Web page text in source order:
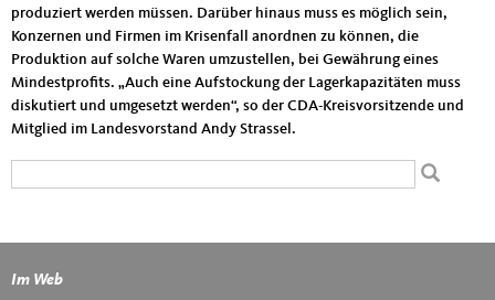
produziert werden müssen. Darüber hinaus muss es möglich sein,
Konzernen und Firmen im Krisenfall anordnen zu können, die
Produktion auf solche Waren umzustellen, bei Gewährung eines
Mindestprofits. „Auch eine Aufstockung der Lagerkapazitäten muss
diskutiert und umgesetzt werden“, so der CDA-Kreisvorsitzende und
Mitglied im Landesvorstand Andy Strassel.
Fußbereich
Im Web